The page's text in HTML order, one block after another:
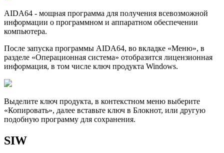
AIDA64 - мощная программа для получения всевозможной
информации о программном и аппаратном обеспечении
компьютера.
После запуска программы AIDA64, во вкладке «Меню», в
разделе «Операционная система» отобразится лицензионная
информация, в том числе ключ продукта Windows.
Выделите ключ продукта, в контекстном меню выберите
«Копировать», далее вставьте ключ в Блокнот, или другую
подобную программу для сохранения.
SIW